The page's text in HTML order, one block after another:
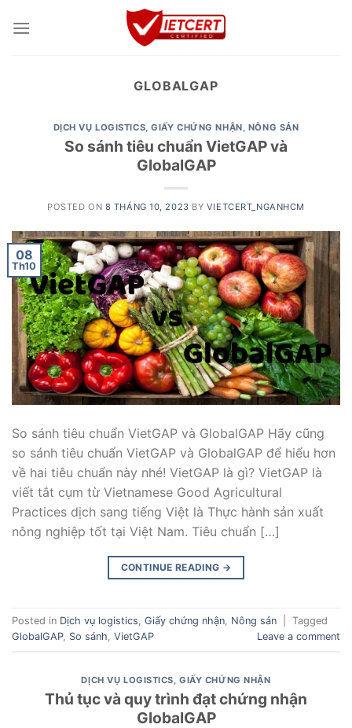
GLOBALGAP
DỊCH VỤ LOGISTICS,GIẤY CHỨNG NHẬN, NÔNG SẢN
So sánh tiêu chuẩn VietGAP và
GlobalGAP
POSTED ON 8 THÁNG 10, 2023 BY VIETCERT_NGANHCM
08
Th10
So sánh tiêu chuẩn VietGAP và GlobalGAP Hãy cũng
so sánh tiêu chuẩn VietGAP và GlobalGAP để hiểu hơn
về hai tiêu chuẩn này nhé! VietGAP là gì? VietGAP là
viết tắt cụm từ Vietnamese Good Agricultural
Practices dịch sang tiếng Việt là Thực hành sản xuất
nông nghiệp tốt tại Việt Nam. Tiêu chuẩn […]
CONTINUE READING →
Posted in Dịch vụ logistics, Giấy chứng nhận, Nông sản
Tagged
GlobalGAP, So sánh, VietGAP Leave a comment
DỊCH VỤ LOGISTICS,GIẤY CHỨNG NHẬN
Thủ tục và quy trình đạt chứng nhận
GlobalGAP